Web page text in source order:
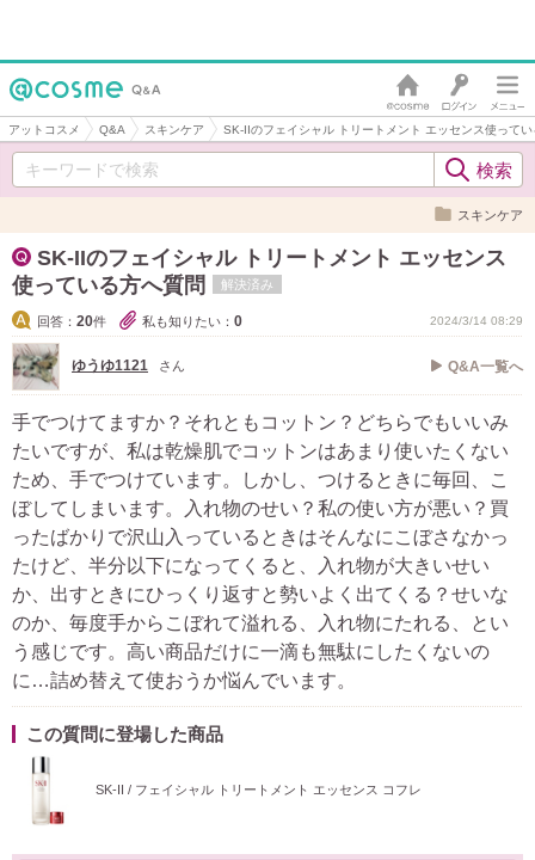
アットコスメ Q&A スキンケア SK-IIのフェイシャル トリートメント エッセンス使って
スキンケア
SK-IIのフェイシャル トリートメント エッセンス
使っている方へ質問
解決済み
回答： 20件 私も知りたい： 0 2024/3/14 08:29
ゆうゆ1121 さん Q&A一覧へ
手でつけてますか？それともコットン？どちらでもいいみ
たいですが、私は乾燥肌でコットンはあまり使いたくない
ため、手でつけています。しかし、つけるときに毎回、こ
ぼしてしまいます。入れ物のせい？私の使い方が悪い？買
ったばかりで沢山入っているときはそんなにこぼさなかっ
たけど、半分以下になってくると、入れ物が大きいせい
か、出すときにひっくり返すと勢いよく出てくる？せいな
のか、毎度手からこぼれて溢れる、入れ物にたれる、とい
う感じです。高い商品だけに一滴も無駄にしたくないの
に…詰め替えて使おうか悩んでいます。
この質問に登場した商品
SK-II / フェイシャル トリートメント エッセンス コフレ